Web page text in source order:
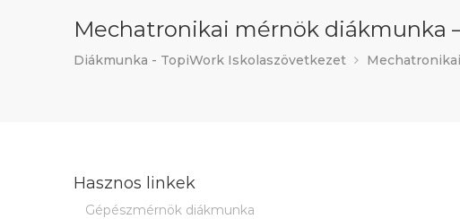
Mechatronikai mérnök diákmunka
Diákmunka - TopiWork Iskolaszövetkezet
Hasznos linkek
Gépészmérnök diákmunka